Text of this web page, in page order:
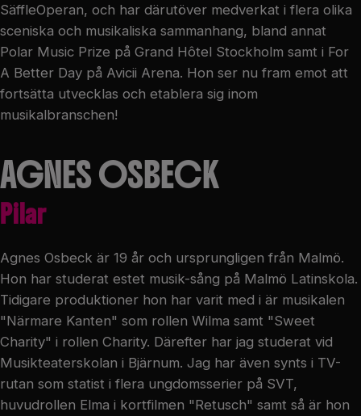
SäffleOperan, och har därutöver medverkat i flera olika
sceniska och musikaliska sammanhang, bland annat
Polar Music Prize på Grand Hôtel Stockholm samt i For
A Better Day på Avicii Arena. Hon ser nu fram emot att
fortsätta utvecklas och etablera sig inom
musikalbranschen!
AGNES OSBECK
Pilar
Agnes Osbeck är 19 år och ursprungligen från Malmö.
Hon har studerat estet musik-sång på Malmö Latinskola.
Tidigare produktioner hon har varit med i är musikalen
"Närmare Kanten" som rollen Wilma samt "Sweet
Charity" i rollen Charity. Därefter har jag studerat vid
Musikteaterskolan i Bjärnum. Jag har även synts i TV-
rutan som statist i flera ungdomsserier på SVT,
huvudrollen Elma i kortfilmen "Retusch" samt så är hon